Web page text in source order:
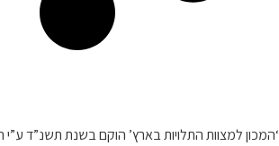
‘המכון למצוות התלויות בארץ’ הוקם בשנת תשנ”ד ע”י